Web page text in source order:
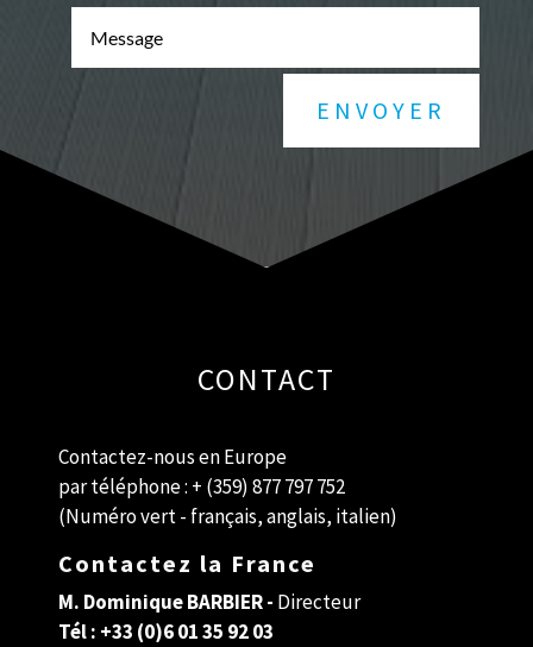
ENVOYER
CONTACT
Contactez-nous en Europe
par téléphone : + (359) 877 797 752
(Numéro vert - français, anglais, italien)
Contactez la France
M. Dominique BARBIER - Directeur
Tél : +33 (0)6 01 35 92 03